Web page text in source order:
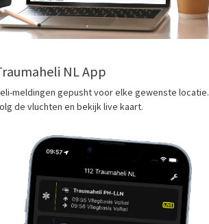
NL App
meldingen gepusht voor elke gewenste locatie.
de vluchten en bekijk live kaart.